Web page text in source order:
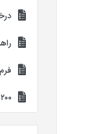
۲۰۰ تم پاورپوینت